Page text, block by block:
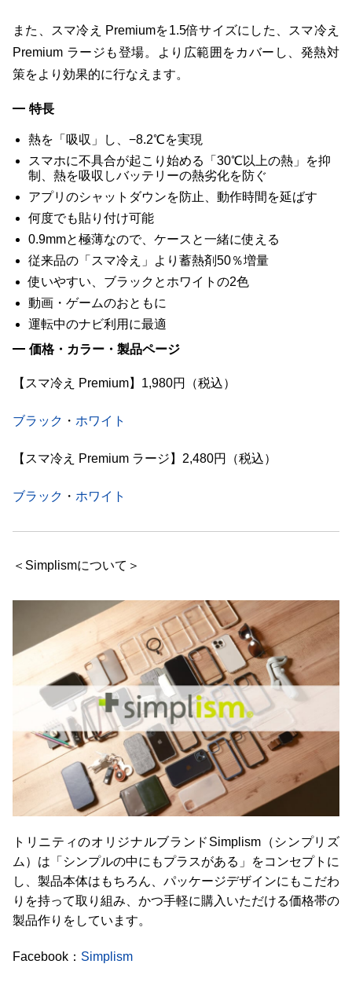
また、スマ冷え Premiumを1.5倍サイズにした、スマ冷え
Premium ラージも登場。より広範囲をカバーし、発熱対
策をより効果的に行なえます。
特長
熱を「吸収」し、−8.2℃を実現
スマホに不具合が起こり始める「30℃以上の熱」を抑
制、熱を吸収しバッテリーの熱劣化を防ぐ
アプリのシャットダウンを防止、動作時間を延ばす
何度でも貼り付け可能
0.9mmと極薄なので、ケースと一緒に使える
従来品の「スマ冷え」より蓄熱剤50％増量
使いやすい、ブラックとホワイトの2色
動画・ゲームのおともに
運転中のナビ利用に最適
価格・カラー・製品ページ
【スマ冷え Premium】1,980円（税込）
ブラック ・ ホワイト
【スマ冷え Premium ラージ】2,480円（税込）
ブラック ・ ホワイト
＜Simplismについて＞
トリニティのオリジナルブランドSimplism（シンプリズ
ム）は「シンプルの中にもプラスがある」をコンセプトに
し、製品本体はもちろん、パッケージデザインにもこだわ
りを持って取り組み、かつ手軽に購入いただける価格帯の
製品作りをしています。
Facebook： Simplism